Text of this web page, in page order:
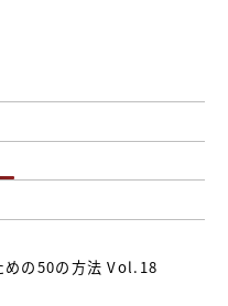
めの50の方法 Vol.18